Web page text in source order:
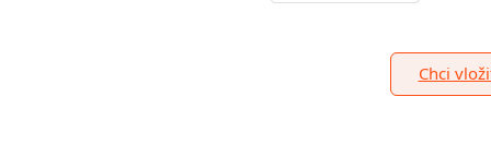
Chci